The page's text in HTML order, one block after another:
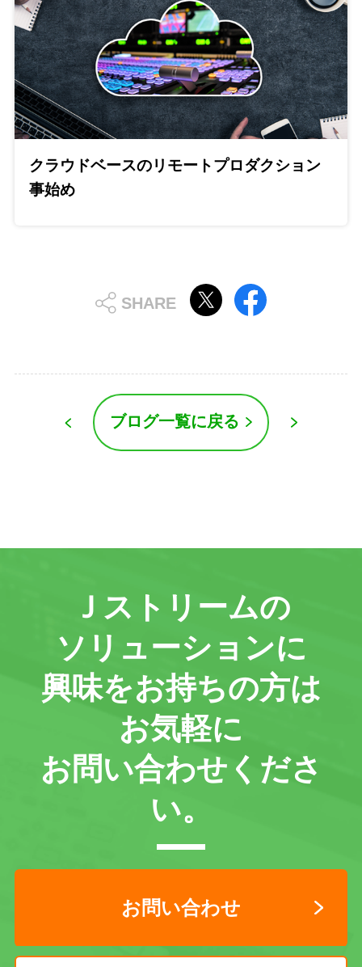
クラウドベースのリモートプロダクション
事始め
ブログ一覧に戻る
Ｊストリームの
ソリューションに
興味をお持ちの方は
お気軽に
お問い合わせくださ
い。
お問い合わせ